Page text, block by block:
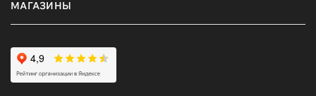
МАГАЗИНЫ